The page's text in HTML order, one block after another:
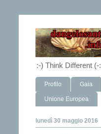
:-) Think Different (-:
Profilo Gaia
Unione Europea
lunedì 30 maggio 2016